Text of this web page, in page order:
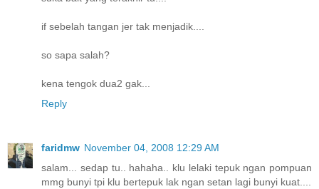
if sebelah tangan jer tak menjadik....
so sapa salah?
kena tengok dua2 gak...
Reply
faridmw November 04, 2008 12:29 AM
salam... sedap tu.. hahaha.. klu lelaki tepuk ngan pompuan
mmg bunyi tpi klu bertepuk lak ngan setan lagi bunyi kuat....